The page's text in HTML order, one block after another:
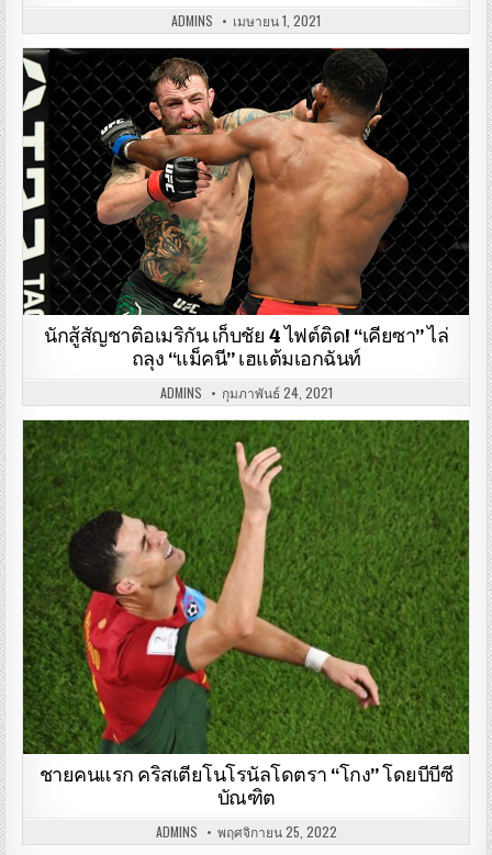
ADMINS เมษายน 1, 2021
นักสู้สัญชาติอเมริกัน เก็บชัย 4 ไฟต์ติด! “เคียซา” ไล่
ถลุง “แม็คนี” เฮแต้มเอกฉันท์
ADMINS กุมภาพันธ์ 24, 2021
ชายคนแรก คริสเตียโนโรนัลโดตรา “โกง” โดยบีบีซี
บัณฑิต
ADMINS พฤศจิกายน 25, 2022